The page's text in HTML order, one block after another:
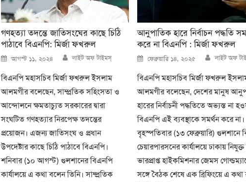
গণহত্যা তদন্তে জাতিসংঘের কাছে চিঠি
পাঠাবে বিএনপি: মির্জা ফখরুল
Posted
on
আগস্ট ১১, ২০২৪ Author
লাইট অফ টাইমস্
বিএনপি মহাসচিব মির্জা ফখরুল ইসলাম
আলমগীর বলেছেন, সাম্প্রতিক সহিংসতা ও
আন্দোলনে ক্ষমতাচ্যুত সরকারের দ্বারা
সংঘটিত গণহত্যার নিরপেক্ষ তদন্তের
প্রয়োজন। এজন্য জাতিসংঘ ও প্রধান
উপদেষ্টার কাছে চিঠি পাঠাবে বিএনপি।
শনিবার (১০ আগস্ট) গুলশানের বিএনপি
কার্যালয়ে এ কথা বলেন তিনি। সাম্প্রতিক
আনুপাতিক হারে নির্বাচন পদ্ধতি
করে না বিএনপি : মির্জা ফখরুল
Posted
on
ফেব্রুয়ারি ১৪, ২০২৫ Author
লাইট অফ
বিএনপি মহাসচিব মির্জা ফখরুল
আলমগীর বলেছেন, দেশের মানুষ
হারের নির্বাচনী পদ্ধতিতে অভ্যস্ত না
বিএনপি এই ব্যবস্থাকে সমর্থন করে না।
বৃহস্পতিবার (১৩ ফেব্রুয়ারি) গুলশানে
চেয়ারপারসনের কার্যালয়ে ঢাকায় নিযুক্ত
ভারপ্রাপ্ত হাইকমিশনার জেমস
সঙ্গে বৈঠক শেষে এক ব্রিফিংয়ে এ